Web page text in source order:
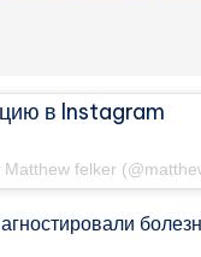
в Instagram
Matthew felker